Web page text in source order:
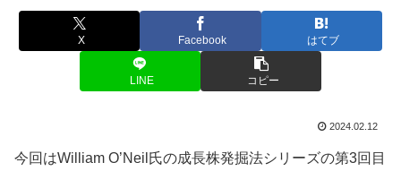
X Facebook はてブ
LINE コピー
2024.02.12
今回はWilliam O’Neil氏の成長株発掘法シリーズの第3回目